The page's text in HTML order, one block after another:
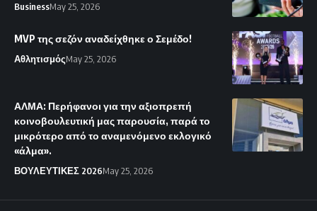
BusinessMay 25, 2026
MVP της σεζόν αναδείχθηκε ο Σεμέδο!
ΑθλητισμόςMay 25, 2026
ΑΛΜΑ: Περήφανοι για την αξιοπρεπή
κοινοβουλευτική μας παρουσία, παρά το
μικρότερο από το αναμενόμενο εκλογικό
«άλμα».
ΒΟΥΛΕΥΤΙΚΕΣ 2026May 25, 2026